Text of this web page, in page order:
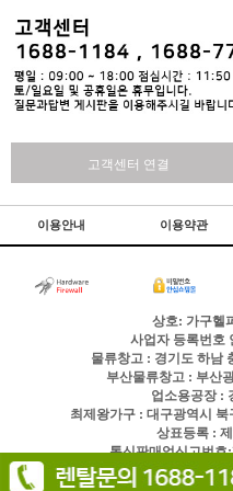
고객센터 연결
이용안내 이용약관
상호: 가구헬
사업자 등록번호
물류창고 : 경기도 하남
부산물류창고 : 부산
업소용공장 :
최제왕가구 : 대구광역시
상표등록 :
통신판매업신고번
전화